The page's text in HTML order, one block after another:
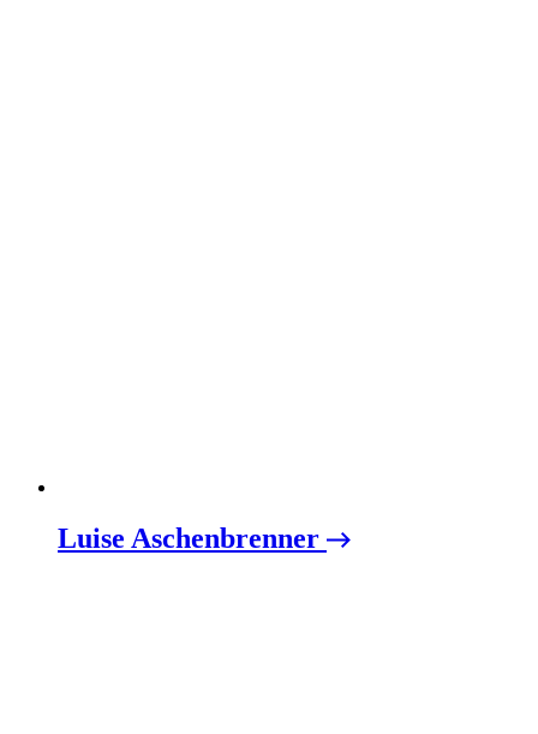
Luise Aschenbrenner